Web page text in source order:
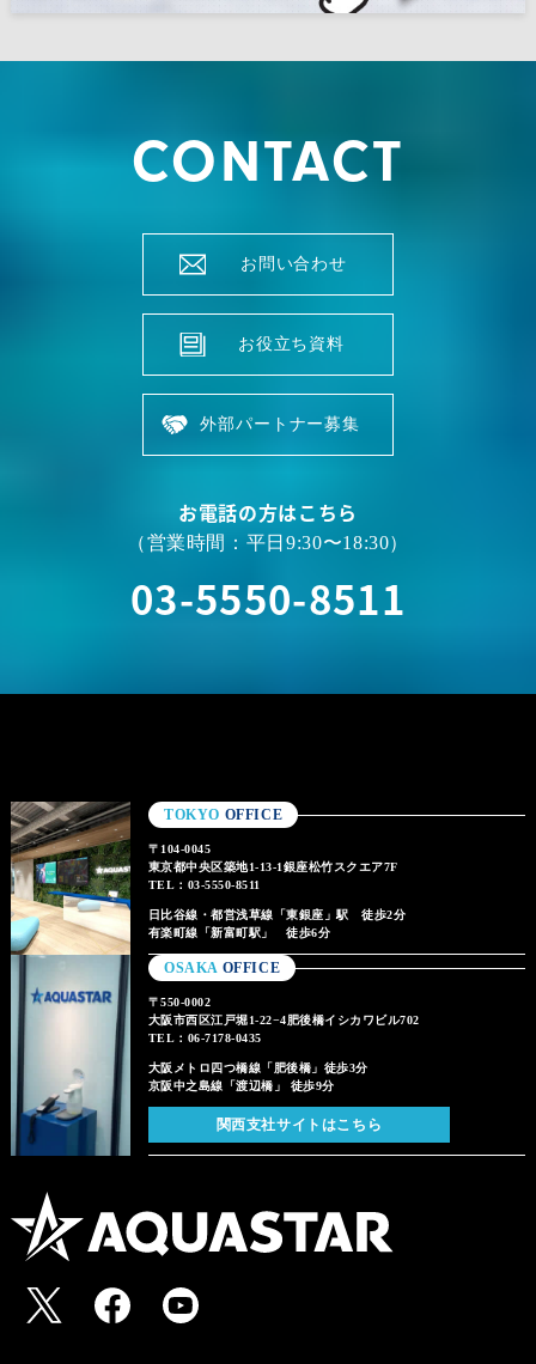
CONTACT
お問い合わせ
お役立ち資料
外部パートナー募集
お電話の方はこちら
（営業時間：平日9:30〜18:30）
03-5550-8511
TOKYO OFFICE
〒104-0045
東京都中央区築地1-13-1銀座松竹スクエア7F
TEL：03-5550-8511
日比谷線・都営浅草線「東銀座」駅 徒歩2分
有楽町線「新富町駅」 徒歩6分
OSAKA OFFICE
〒550-0002
大阪市西区江戸堀1-22−4肥後橋イシカワビル702
TEL：06-7178-0435
大阪メトロ四つ橋線「肥後橋」徒歩3分
京阪中之島線「渡辺橋」 徒歩9分
関西支社サイトはこちら